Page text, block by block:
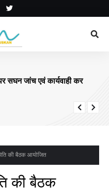
सघन जांच एवं कार्यवाही कर
की बैठक आयोजित
की बैठक